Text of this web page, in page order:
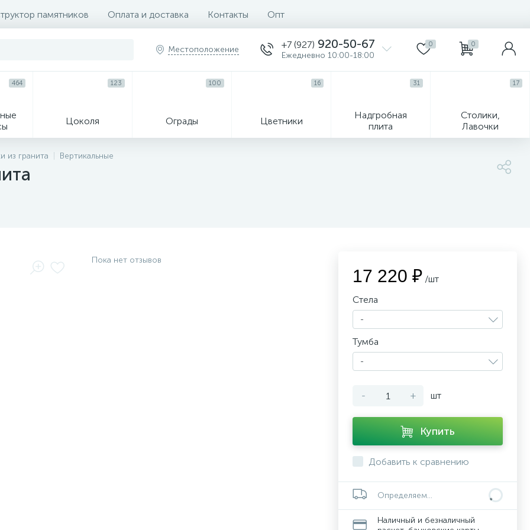
памятников Оплата и доставка Контакты Опт
Местоположение +7 (927) 920-50-67
Ежедневно 10:00-18:00
0 0
464
Цоколя
123
Ограды
100
Цветники
16
Надгробная
плита
31
Столики,
Лавочки
17
из гранита Вертикальные
Пока нет отзывов
17 220 ₽ /шт
Стела
-
Тумба
-
- + шт
Купить
Добавить к сравнению
Определяем...
Наличный и безналичный